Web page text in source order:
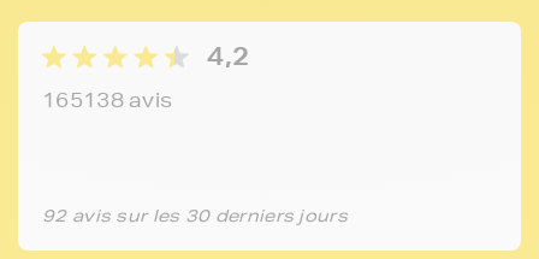
4,2
165138 avis
92 avis sur les 30 derniers jours